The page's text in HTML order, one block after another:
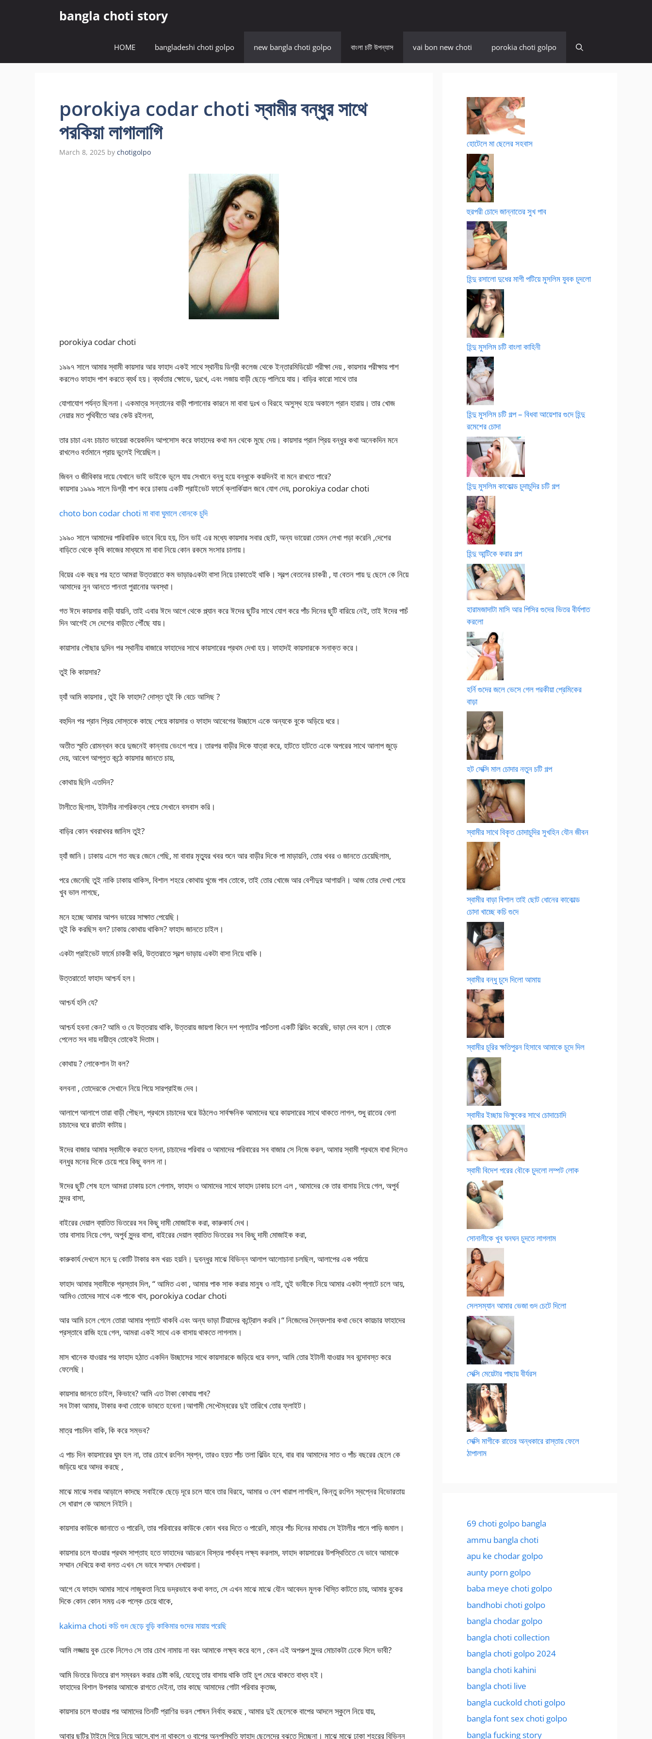
bangla choti story
HOME bangladeshi choti golpo new bangla choti golpo বাংলা চটি উপন্যাস vai bon new choti porokia choti golpo
porokiya codar choti স্বামীর বন্ধুর সাথে
পরকিয়া লাগালাগি
March 8, 2025 by chotigolpo
porokiya codar choti
১৯৯৭ সালে আমার স্বামী কায়সার আর ফাহাদ একই সাথে স্থানীয় ডিগ্রী কলেজ থেকে ইন্তারমিডিয়েট পরীক্ষা দেয় , কায়সার পরীক্ষায় পাশ
করলেও ফাহাদ পাশ করতে ব্যর্থ হয়। ব্যর্থতার ক্ষোভে, দুঃখে, এবং লজায় বাড়ী ছেড়ে পালিয়ে যায়। বাড়ির কারো সাথে তার
যোগাযোগ পর্যন্ত ছিলনা। একমাত্র সন্তানের বাড়ী পালানোর কারনে মা বাবা দুঃখ ও বিরহে অসুস্থ হয়ে অকালে প্রান হারায়। তার খোজ
নেয়ার মত পৃথিবীতে আর কেউ রইলনা,
তার চাচা এবং চাচাত ভায়েরা কয়েকদিন আপসোস করে ফাহাদের কথা মন থেকে মুছে দেয়। কায়সার প্রান প্রিয় বন্ধুর কথা অনেকদিন মনে
রাখলেও বর্তমানে প্রায় ভুলেই গিয়েছিল।
জিবন ও জীবিকার দায়ে যেখানে ভাই ভাইকে ভূলে যায় সেখানে বন্ধু হয়ে বন্ধুকে কয়দিনই বা মনে রাখতে পারে?
কায়সার ১৯৯৯ সালে ডিগ্রী পাশ করে ঢাকায় একটি প্রাইভেট ফার্মে ক্লার্কিয়াল জবে যোগ দেয়, porokiya codar choti
choto bon codar choti মা বাবা ঘুমালে বোনকে চুদি
১৯৯০ সালে আমাদের পারিবারিক ভাবে বিয়ে হয়, তিন ভাই এর মধ্যে কায়সার সবার ছোট, অন্য ভায়েরা তেমন লেখা পড়া করেনি ,দেশের
বাড়িতে থেকে কৃষি কাজের মাধ্যমে মা বাবা নিয়ে কোন রকমে সংসার চালায়।
বিয়ের এক বছর পর হতে আমরা উত্তরাতে কম ভাড়ারএকটা বাসা নিয়ে ঢাকাতেই থাকি। স্বল্প বেতনের চাকরী , যা বেতন পায় দু ছেলে কে নিয়ে
আমাদের নুন আনতে পানতা পুরানোর অবস্থা।
গত ঈদে কায়সার বাড়ী যায়নি, তাই এবার ঈদে আগে থেকে প্ল্যান করে ঈদের ছুটির সাথে যোগ করে পাঁচ দিনের ছুটি বারিয়ে নেই, তাই ঈদের পাচঁ
দিন আগেই সে দেশের বাড়ীতে পৌঁছে যায়।
কায়াসার পৌছার দুদিন পর স্থানীয় বাজারে ফাহাদের সাথে কায়সারের প্রথম দেখা হয়। ফাহাদই কায়সারকে সনাক্ত করে।
তুই কি কায়সার?
হ্যাঁ আমি কায়সার , তুই কি ফাহাদ? দোস্ত তুই কি বেচে আসিছ ?
বহুদিন পর প্রান প্রিয় দোস্তকে কাছে পেয়ে কায়সার ও ফাহাদ আবেগের উচ্ছাসে একে অন্যকে বুকে অড়িয়ে ধরে।
অতীত স্মৃতি রোমন্থন করে দুজনেই কান্নায় ভেংগে পরে। তারপর বাড়ীর দিকে যাত্রা করে, হাটতে হাটতে একে অপরের সাথে আলাপ জুড়ে
দেয়, আবেগ আপ্লুত কন্ঠে কায়সার জানতে চায়,
কোথায় ছিলি এতদিন?
টালীতে ছিলাম, ইটালীর নাগরিকত্ব পেয়ে সেখানে বসবাস করি।
বাড়ির কোন খবরাখবর জানিস তুই?
হ্যাঁ জানি। ঢাকায় এসে গত বছর জেনে গেছি, মা বাবার মৃত্যুর খবর শুনে আর বাড়ীর দিকে পা মাড়ায়নি, তোর খবর ও জানতে চেয়েছিলাম,
পরে জেনেছি তুই নাকি ঢাকায় থাকিস, বিশাল শহরে কোথায় খুজে পাব তোকে, তাই তোর খোজে আর বেশীদুর আগায়নি। আজ তোর দেখা পেয়ে
খুব ভাল লাগছে,
মনে হচ্ছে আমার আপন ভায়ের সাক্ষাত পেয়েছি।
তুই কি করছিস বল? ঢাকায় কোথায় থাকিস? ফাহাদ জানতে চাইল।
একটা প্রাইভেট ফার্মে চাকরী করি, উত্তরাতে স্বল্প ভাড়ায় একটা বাসা নিয়ে থাকি।
উত্তরাতে! ফাহাদ আশ্চর্য হল।
আশ্চর্য হলি যে?
আশ্চর্য হবনা কেন? আমি ও যে উত্তরায় থাকি, উত্তরায় জায়গা কিনে দশ প্লাটের পাচঁতলা একটি বিল্ডিং করেছি, ভাড়া দেব বলে। তোকে
পেলেত সব দায় দায়ীত্ব তোকেই দিতাম।
কোথায় ? লোকেশান টা বল?
বলবনা , তোদেরকে সেখানে নিয়ে গিয়ে সারপ্রাইজ দেব।
আলাপে আলাপে তারা বাড়ী পৌছল, প্রথমে চাচাদের ঘরে উঠলেও সার্বক্ষনিক আমাদের ঘরে কায়সারের সাথে থাকতে লাগল, শুধু রাতের বেলা
চাচাদের ঘরে রাতটা কাটায়।
ঈদের বাজার আমার স্বামীকে করতে হলনা, চাচাদের পরিবার ও আমাদের পরিবারের সব বাজার সে নিজে করল, আমার স্বামী প্রথমে বাধা দিলেও
বন্ধুর মনের দিকে চেয়ে পরে কিছু বলল না।
ঈদের ছুটি শেষ হলে আমরা ঢাকায় চলে গেলাম, ফাহাদ ও আমাদের সাথে ফাহাদ ঢাকায় চলে এল , আমাদের কে তার বাসায় নিয়ে গেল, অপুর্ব
সুন্দর বাসা,
বাইরের দেয়াল ব্যাতিত ভিতরের সব কিছু দামী মোজাইক করা, কারুকার্য দেখ।
তার বাসায় নিয়ে গেল, অপুর্ব সুন্দর বাসা, বাইরের দেয়াল ব্যাতিত ভিতরের সব কিছু দামী মোজাইক করা,
কারুকার্য দেখলে মনে দু কোটি টাকার কম খরচ হয়নি। দুবন্ধুর মাঝে বিভিন্ন আলাপ আলোচানা চলছিল, আলাপের এক পর্যায়ে
ফাহাদ আমার স্বামীকে প্রস্তাব দিল, “ আমিত একা , আমার পাক সাক করার মানুষ ও নাই, তুই ভাবীকে নিয়ে আমার একটা প্লাটে চলে আয়,
আমিও তোদের সাথে এক পাকে খাব, porokiya codar choti
আর আমি চলে গেলে তোরা আমার প্লাটে থাকবি এবং অন্য ভাড়া টিয়াদের কন্ট্রোল করবি।“ নিজেদের দৈন্যদশার কথা ভেবে কায়চার ফাহাদের
প্রস্তাবে রাজি হয়ে গেল, আমরা একই সাথে এক বাসায় থাকতে লাগলাম।
মাস খানেক যাওয়ার পর ফাহাদ হঠাত একদিন উচ্ছাসের সাথে কায়সারকে জড়িয়ে ধরে বলল, আমি তোর ইটালী যাওয়ার সব বন্দোবস্ত করে
ফেলেছি।
কায়সার জানতে চাইল, কিভাবে? আমি এত টাকা কোথায় পাব?
সব টাকা আমার, টাকার কথা তোকে ভাবতে হবেনা।আগামী সেপ্টেম্বরের দুই তারিখে তোর ফ্লাইট।
মাত্র পাচদিন বাকি, কি করে সম্ভব?
এ পাচ দিন কায়সারের ঘুম হল না, তার চোখে রংগিন স্বপ্ন, তারও হয়ত পাঁচ তলা বিল্ডিং হবে, বার বার আমাদের সাত ও পাঁচ বছরের ছেলে কে
জড়িয়ে ধরে আদর করছে ,
মাঝে মাঝে সবার আড়ালে কাদছে সবাইকে ছেড়ে দূরে চলে যাবে তার বিরহে, আমার ও বেশ খারাপ লাগছিল, কিন্তু রংগিন স্বপ্নের বিভোরতায়
সে খারাপ কে আমলে নিইনি।
কায়সার কাউকে জানাতে ও পারেনি, তার পরিবারের কাউকে কোন খবর দিতে ও পারেনি, মাত্র পাঁচ দিনের মাথায় সে ইটালীর পানে পাড়ি জমাল।
কায়সার চলে যাওয়ার প্রথম সাপ্তাহ হতে ফাহাদের আচরনে বিস্তর পার্থক্য লক্ষ্য করলাম, ফাহাদ কায়সারের উপস্থিতিতে যে ভাবে আমাকে
সম্মান দেখিয়ে কথা বলত এখন সে ভাবে সম্মান দেখায়না।
আগে যে ফাহাদ আমার সাথে লাজুকতা নিয়ে ভদ্রভাবে কথা বলত, সে এখন মাঝে মাঝে যৌন আবেদন মুলক খিস্তি কাটতে চায়, আমার বুকের
দিকে কোন কোন সময় এক পল্কে চেয়ে থাকে,
kakima choti কচি গুদ ছেড়ে বুড়ি কাকিমার গুদের মায়ায় পরেছি
আমি লজ্জায় বুক ঢেকে নিলেও সে তার চোখ নামায় না বরং আমাকে লক্ষ্য করে বলে , কেন এই অপরুপ সুন্দর মোচাকটা ঢেকে দিলে ভাবী?
আমি ভিতরে ভিতরে রাগ সম্বরন করার চেষ্টা করি, যেহেতু তার বাসায় থাকি তাই চুপ মেরে থাকতে বাধ্য হই।
ফাহাদের বিশাল উপকার আমাকে রাগতে দেইনা, তার কাছে আমাদের গোটা পরিবার কৃতজ্ঞ,
কায়সার চলে যাওয়ার পর আমাদের তিনটি প্রাণির ভরন পোষন নির্বাহ করছে , আমার দুই ছেলেকে বাপের আদলে স্কুলে নিয়ে যায়,
আবার ছুটির টাইমে গিয়ে নিয়ে আসে,বাপ না থাকলে ও বাপের অনুপস্থিতি ফাহাদ ছেলেদের বুঝতে দিচ্ছেনা। মাঝে মাঝে ঢাকা শহরের বিভিন্ন
হোটেলে মা ছেলের সহবাস
হুরপরী চোদে জান্নাতের সুখ পাব
হিন্দু রসালো দুধের মাগী পটিয়ে মুসলিম যুবক চুদলো
হিন্দু মুসলিম চটি বাংলা কাহিনী
হিন্দু মুসলিম চটি গল্প – বিধবা আয়েশার গুদে হিন্দু
রমেশের চোদা
হিন্দু মুসলিম কাকোল্ড চুদাচুদির চটি গল্প
হিন্দু আন্টিকে করার গল্প
হারামজাদাটা মাসি আর পিসির গুদের ভিতর বীর্যপাত
করলো
হর্নি গুদের জলে ভেসে গেল পরকীয়া প্রেমিকের
বাড়া
হট সেক্সি মাল চোদার নতুন চটি গল্প
স্বামীর সাথে বিকৃত চোদাচুদির সুখহিন যৌন জীবন
স্বামীর বাড়া বিশাল তাই ছোট ধোনের কাকোল্ড
চোদা খাচ্ছে কচি গুদে
স্বামীর বন্ধু চুদে দিলো আমায়
স্বামীর চুরির ক্ষতিপুরন হিসাবে আমাকে চুদে দিল
স্বামীর ইচ্ছায় ভিক্ষুকের সাথে চোদাচোদি
স্বামী বিদেশ পরের বৌকে চুদলো লম্পট লোক
সোনালীকে খুব ঘনঘন চুদতে লাগলাম
সেলসম্যান আমার ভেজা গুদ চেটে দিলো
সেক্সি মেয়েটার পাছায় বীর্যরস
সেক্সি মাগীকে রাতের অন্ধকারে রাস্তায় ফেলে
ঠাপালাম
69 choti golpo bangla
ammu bangla choti
apu ke chodar golpo
aunty porn golpo
baba meye choti golpo
bandhobi choti golpo
bangla chodar golpo
bangla choti collection
bangla choti golpo 2024
bangla choti kahini
bangla choti live
bangla cuckold choti golpo
bangla font sex choti golpo
bangla fucking story